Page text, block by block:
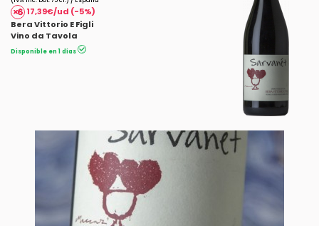
17,39€/ud (-5%)
Bera Vittorio E Figli
Vino da Tavola
Disponible en 1 días